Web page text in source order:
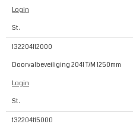
Login
St.
132204112000
Doorvalbeveiliging 2041 T/M 1250mm
Login
St.
132204115000